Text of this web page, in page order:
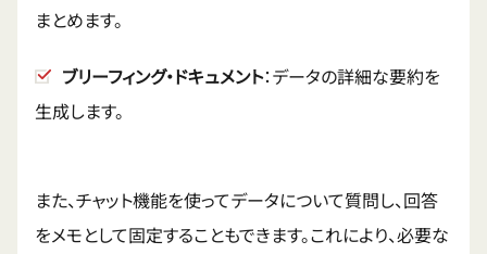
まとめます。
ブリーフィング・ドキュメント：データの詳細な要約を
生成します。
また、チャット機能を使ってデータについて質問し、回答
をメモとして固定することもできます。これにより、必要な